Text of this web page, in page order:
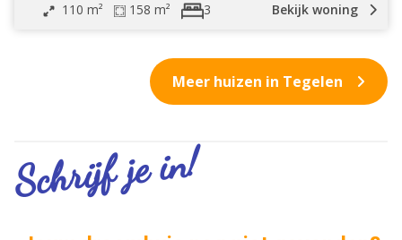
110 m² 158 m² 3 Bekijk woning
Meer huizen in Tegelen
Schrijf je in!